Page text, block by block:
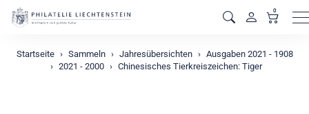
0
Startseite Sammeln Jahresübersichten
Ausgaben 2021 - 1908
2021 - 2000
Chinesisches Tierkreiszeichen: Tiger